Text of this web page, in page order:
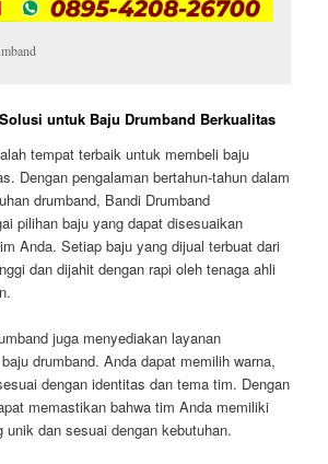
untuk Baju Drumband Berkualitas
tempat terbaik untuk membeli baju
Dengan pengalaman bertahun-tahun dalam
drumband, Bandi Drumband
pilihan baju yang dapat disesuaikan
Anda. Setiap baju yang dijual terbuat dari
dan dijahit dengan rapi oleh tenaga ahli
juga menyediakan layanan
drumband. Anda dapat memilih warna,
dengan identitas dan tema tim. Dengan
memastikan bahwa tim Anda memiliki
unik dan sesuai dengan kebutuhan.